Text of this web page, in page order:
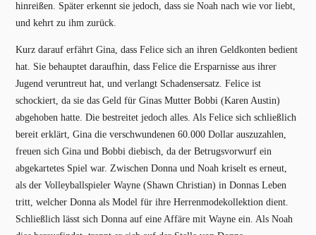
hinreißen. Später erkennt sie jedoch, dass sie Noah nach wie vor liebt,
und kehrt zu ihm zurück.
Kurz darauf erfährt Gina, dass Felice sich an ihren Geldkonten bedient
hat. Sie behauptet daraufhin, dass Felice die Ersparnisse aus ihrer
Jugend veruntreut hat, und verlangt Schadensersatz. Felice ist
schockiert, da sie das Geld für Ginas Mutter Bobbi (Karen Austin)
abgehoben hatte. Die bestreitet jedoch alles. Als Felice sich schließlich
bereit erklärt, Gina die verschwundenen 60.000 Dollar auszuzahlen,
freuen sich Gina und Bobbi diebisch, da der Betrugsvorwurf ein
abgekartetes Spiel war. Zwischen Donna und Noah kriselt es erneut,
als der Volleyballspieler Wayne (Shawn Christian) in Donnas Leben
tritt, welcher Donna als Model für ihre Herrenmodekollektion dient.
Schließlich lässt sich Donna auf eine Affäre mit Wayne ein. Als Noah